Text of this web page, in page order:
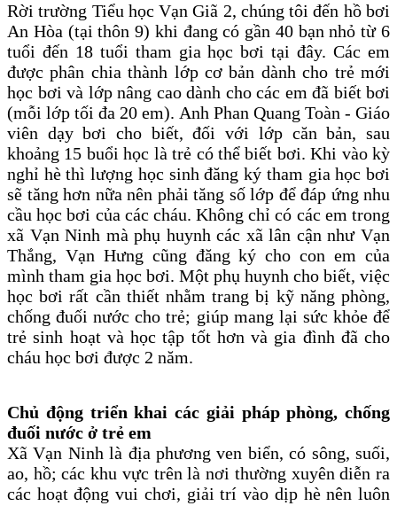
Rời trường Tiểu học Vạn Giã 2, chúng tôi đến hồ bơi
An Hòa (tại thôn 9) khi đang có gần 40 bạn nhỏ từ 6
tuổi đến 18 tuổi tham gia học bơi tại đây. Các em
được phân chia thành lớp cơ bản dành cho trẻ mới
học bơi và lớp nâng cao dành cho các em đã biết bơi
(mỗi lớp tối đa 20 em). Anh Phan Quang Toàn - Giáo
viên dạy bơi cho biết, đối với lớp căn bản, sau
khoảng 15 buổi học là trẻ có thể biết bơi. Khi vào kỳ
nghỉ hè thì lượng học sinh đăng ký tham gia học bơi
sẽ tăng hơn nữa nên phải tăng số lớp để đáp ứng nhu
cầu học bơi của các cháu. Không chỉ có các em trong
xã Vạn Ninh mà phụ huynh các xã lân cận như Vạn
Thắng, Vạn Hưng cũng đăng ký cho con em của
mình tham gia học bơi. Một phụ huynh cho biết, việc
học bơi rất cần thiết nhằm trang bị kỹ năng phòng,
chống đuối nước cho trẻ; giúp mang lại sức khỏe để
trẻ sinh hoạt và học tập tốt hơn và gia đình đã cho
cháu học bơi được 2 năm.
Chủ động triển khai các giải pháp phòng, chống
đuối nước ở trẻ em
Xã Vạn Ninh là địa phương ven biển, có sông, suối,
ao, hồ; các khu vực trên là nơi thường xuyên diễn ra
các hoạt động vui chơi, giải trí vào dịp hè nên luôn